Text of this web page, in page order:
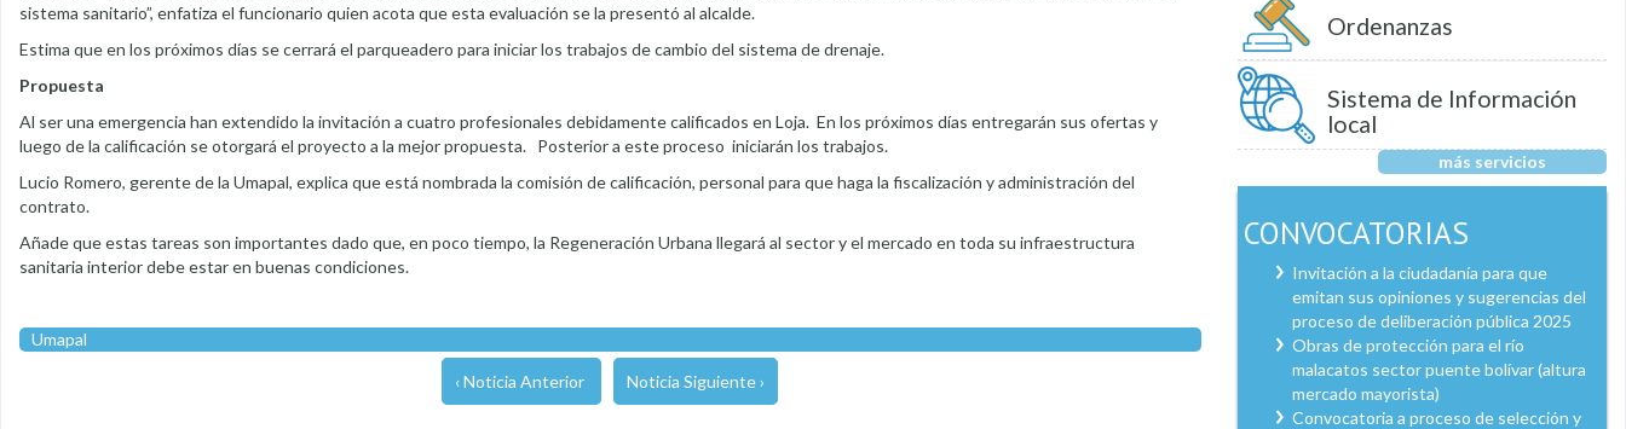
sistema sanitario”, enfatiza el funcionario quien acota que esta evaluación se la presentó al alcalde.
Estima que en los próximos días se cerrará el parqueadero para iniciar los trabajos de cambio del sistema de drenaje.
Propuesta
Al ser una emergencia han extendido la invitación a cuatro profesionales debidamente calificados en Loja. En los próximos días entregarán sus ofertas y
luego de la calificación se otorgará el proyecto a la mejor propuesta. Posterior a este proceso iniciarán los trabajos.
Lucio Romero, gerente de la Umapal, explica que está nombrada la comisión de calificación, personal para que haga la fiscalización y administración del
contrato.
Añade que estas tareas son importantes dado que, en poco tiempo, la Regeneración Urbana llegará al sector y el mercado en toda su infraestructura
sanitaria interior debe estar en buenas condiciones.
Umapal
‹ Noticia Anterior Noticia Siguiente ›
Ordenanzas
Sistema de Información
local
más servicios
CONVOCATORIAS
Invitación a la ciudadanía para que
emitan sus opiniones y sugerencias del
proceso de deliberación pública 2025
Obras de protección para el río
malacatos sector puente bolívar (altura
mercado mayorista)
Convocatoria a proceso de selección y